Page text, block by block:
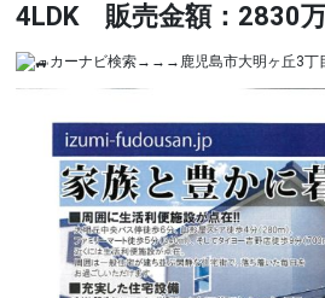
4LDK 販売金額：2830
カーナビ検索→→→鹿児島市大明ヶ丘3丁